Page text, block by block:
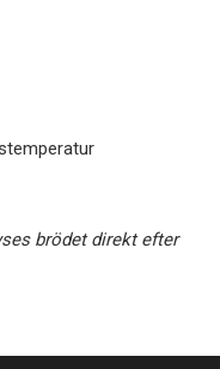
brödet direkt efter